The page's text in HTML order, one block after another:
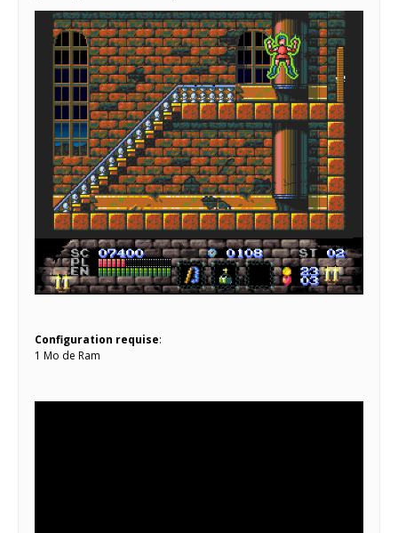
Configuration requise:
1 Mo de Ram